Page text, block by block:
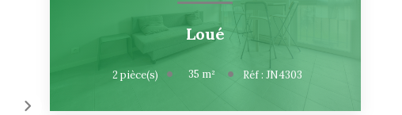
Loué
2pièce(s) 35 m² Réf :JN4303